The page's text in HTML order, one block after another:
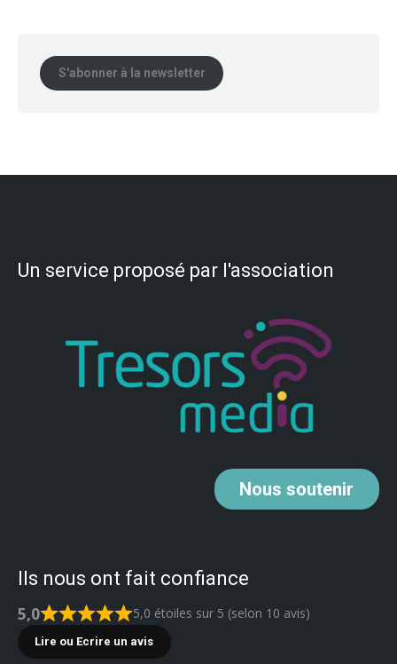
S'abonner à la newsletter
Un service proposé par l'association
Noussoutenir
Ils nous ont fait confiance
5,0 5,0 étoiles sur 5 (selon 10 avis)
Lire ou Ecrire un avis